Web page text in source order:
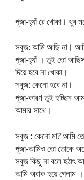
পূজা-হ্যাঁ রে খোকা।
সবুজ: আমি আছি না।
পূজা-হ্যাঁ । তুই তো
দিয়ে হবে না খোকা।
সবুজ: কেনো হবে না।
পূজা-কারণ তুই হচ্ছিস
আমার সাথে।
সবুজ : কেনো মা? আমি
পূজা-আমিও তো তোকে
সবুজ কিছু না বলে হঠাৎ
আমি অবাক হয়ে